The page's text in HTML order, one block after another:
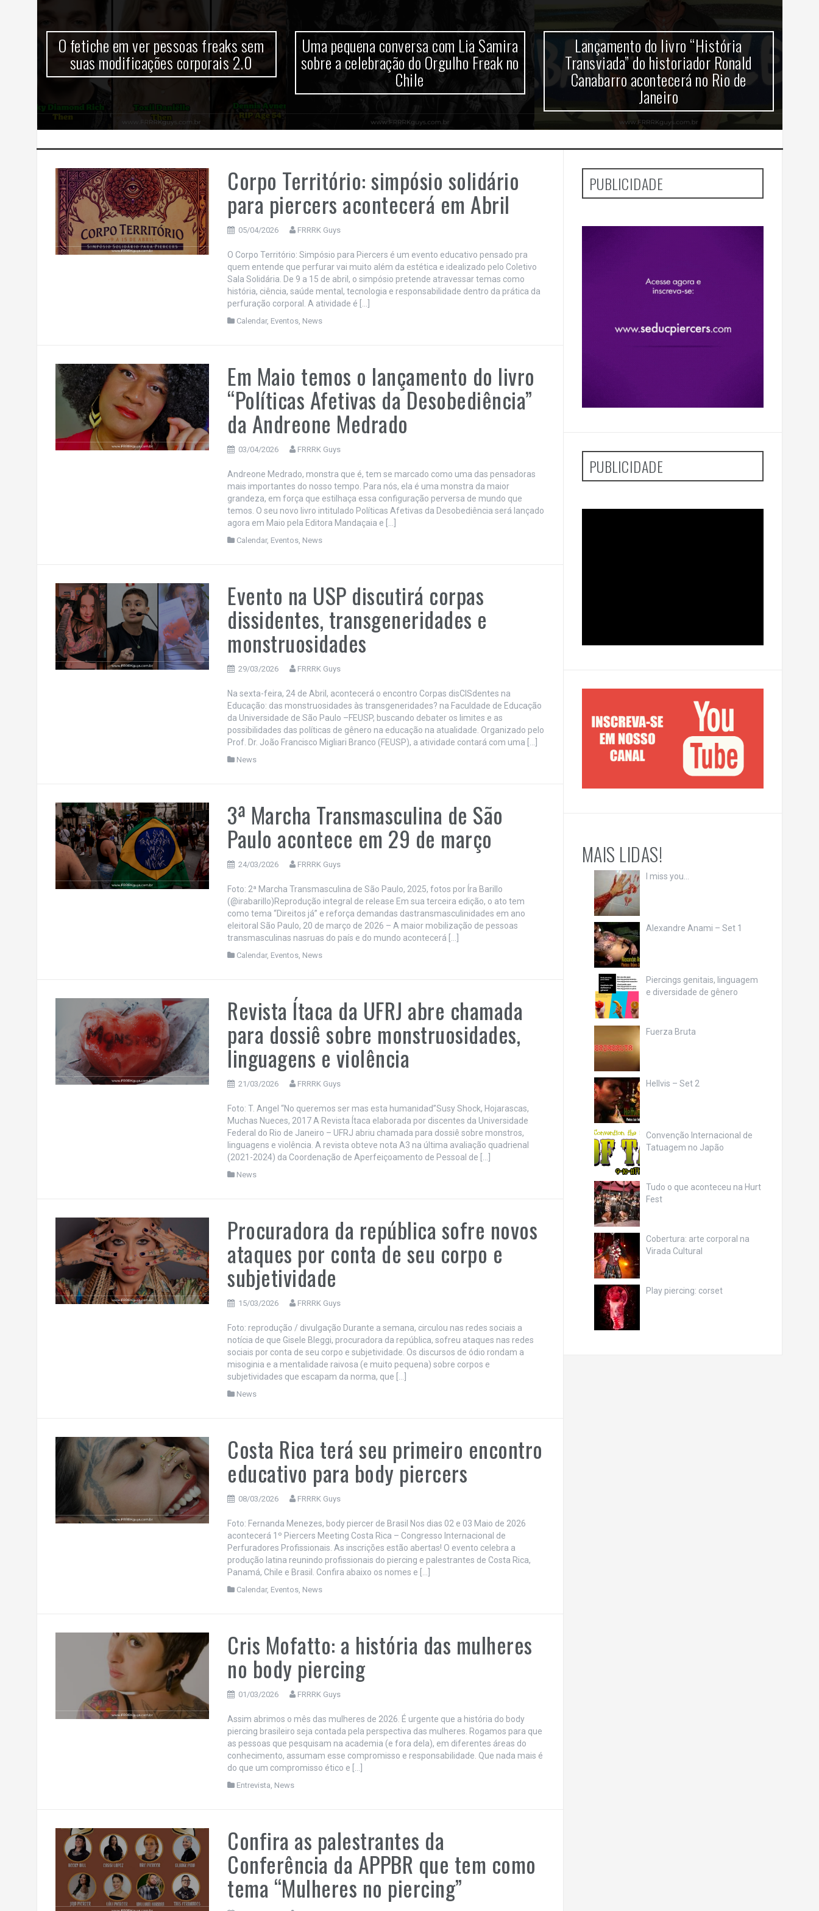
O fetiche em ver pessoas freaks sem
suas modificações corporais 2.0
Uma pequena conversa com Lia Samira
sobre a celebração do Orgulho Freak no
Chile
Lançamento do livro “História
Transviada” do historiador Ronald
Canabarro acontecerá no Rio de
Janeiro
Corpo Território: simpósio solidário
para piercers acontecerá em Abril
05/04/2026 FRRRK Guys
O Corpo Território: Simpósio para Piercers é um evento educativo pensado pra
quem entende que perfurar vai muito além da estética e idealizado pelo Coletivo
Sala Solidária. De 9 a 15 de abril, o simpósio pretende atravessar temas como
história, ciência, saúde mental, tecnologia e responsabilidade dentro da prática da
perfuração corporal. A atividade é […]
Calendar, Eventos, News
Em Maio temos o lançamento do livro
“Políticas Afetivas da Desobediência”
da Andreone Medrado
03/04/2026 FRRRK Guys
Andreone Medrado, monstra que é, tem se marcado como uma das pensadoras
mais importantes do nosso tempo. Para nós, ela é uma monstra da maior
grandeza, em força que estilhaça essa configuração perversa de mundo que
temos. O seu novo livro intitulado Políticas Afetivas da Desobediência será lançado
agora em Maio pela Editora Mandaçaia e […]
Calendar, Eventos, News
Evento na USP discutirá corpas
dissidentes, transgeneridades e
monstruosidades
29/03/2026 FRRRK Guys
Na sexta-feira, 24 de Abril, acontecerá o encontro Corpas disCISdentes na
Educação: das monstruosidades às transgeneridades? na Faculdade de Educação
da Universidade de São Paulo –FEUSP, buscando debater os limites e as
possibilidades das políticas de gênero na educação na atualidade. Organizado pelo
Prof. Dr. João Francisco Migliari Branco (FEUSP), a atividade contará com uma […]
News
3ª Marcha Transmasculina de São
Paulo acontece em 29 de março
24/03/2026 FRRRK Guys
Foto: 2ª Marcha Transmasculina de São Paulo, 2025, fotos por Íra Barillo
(@irabarillo)Reprodução integral de release Em sua terceira edição, o ato tem
como tema “Direitos já” e reforça demandas dastransmasculinidades em ano
eleitoral São Paulo, 20 de março de 2026 – A maior mobilização de pessoas
transmasculinas nasruas do país e do mundo acontecerá […]
Calendar, Eventos, News
Revista Ítaca da UFRJ abre chamada
para dossiê sobre monstruosidades,
linguagens e violência
21/03/2026 FRRRK Guys
Foto: T. Angel “No queremos ser mas esta humanidad”Susy Shock, Hojarascas,
Muchas Nueces, 2017 A Revista Ítaca elaborada por discentes da Universidade
Federal do Rio de Janeiro – UFRJ abriu chamada para dossiê sobre monstros,
linguagens e violência. A revista obteve nota A3 na última avaliação quadrienal
(2021-2024) da Coordenação de Aperfeiçoamento de Pessoal de […]
News
Procuradora da república sofre novos
ataques por conta de seu corpo e
subjetividade
15/03/2026 FRRRK Guys
Foto: reprodução / divulgação Durante a semana, circulou nas redes sociais a
notícia de que Gisele Bleggi, procuradora da república, sofreu ataques nas redes
sociais por conta de seu corpo e subjetividade. Os discursos de ódio rondam a
misoginia e a mentalidade raivosa (e muito pequena) sobre corpos e
subjetividades que escapam da norma, que […]
News
Costa Rica terá seu primeiro encontro
educativo para body piercers
08/03/2026 FRRRK Guys
Foto: Fernanda Menezes, body piercer de Brasil Nos dias 02 e 03 Maio de 2026
acontecerá 1º Piercers Meeting Costa Rica – Congresso Internacional de
Perfuradores Profissionais. As inscrições estão abertas! O evento celebra a
produção latina reunindo profissionais do piercing e palestrantes de Costa Rica,
Panamá, Chile e Brasil. Confira abaixo os nomes e […]
Calendar, Eventos, News
Cris Mofatto: a história das mulheres
no body piercing
01/03/2026 FRRRK Guys
Assim abrimos o mês das mulheres de 2026. É urgente que a história do body
piercing brasileiro seja contada pela perspectiva das mulheres. Rogamos para que
as pessoas que pesquisam na academia (e fora dela), em diferentes áreas do
conhecimento, assumam esse compromisso e responsabilidade. Que nada mais é
do que um compromisso ético e […]
Entrevista, News
Confira as palestrantes da
Conferência da APPBR que tem como
tema “Mulheres no piercing”
PUBLICIDADE
PUBLICIDADE
MAIS LIDAS!
I miss you…
Alexandre Anami – Set 1
Piercings genitais, linguagem
e diversidade de gênero
Fuerza Bruta
Hellvis – Set 2
Convenção Internacional de
Tatuagem no Japão
Tudo o que aconteceu na Hurt
Fest
Cobertura: arte corporal na
Virada Cultural
Play piercing: corset